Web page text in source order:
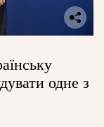
одне з